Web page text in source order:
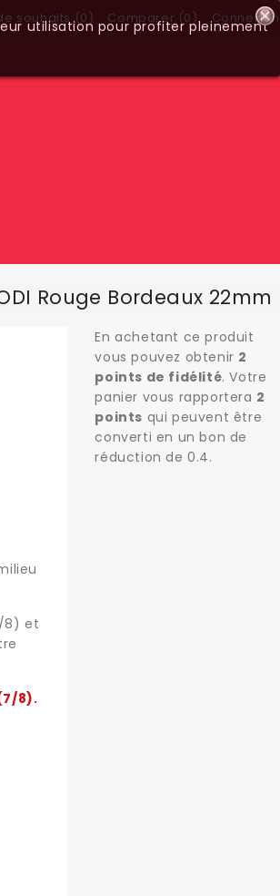
Connexion
Comparer (0)
souhaits (0)
utilisation pour profiter pleinement
Rouge Bordeaux 22mm
8) et
8).
En achetant ce produit
vous pouvez obtenir 2
points de fidélité. Votre
panier vous rapportera 2
points qui peuvent être
converti en un bon de
réduction de0.4.